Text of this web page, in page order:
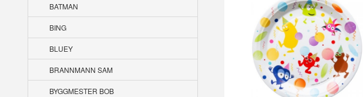
BATMAN
BING
BLUEY
BRANNMANN SAM
BYGGMESTER BOB